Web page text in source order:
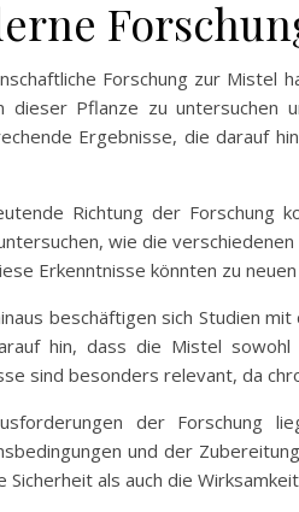
Forschung zur Mistel
dieser Pflanze zu untersuchen
Ergebnisse, die darauf
Richtung der Forschung
wie die
Erkenntnisse könnten zu
beschäftigen sich Studien
hin, dass die Mistel sowohl
sind besonders relevant, da
der Forschung
und der
Sicherheit als auch die